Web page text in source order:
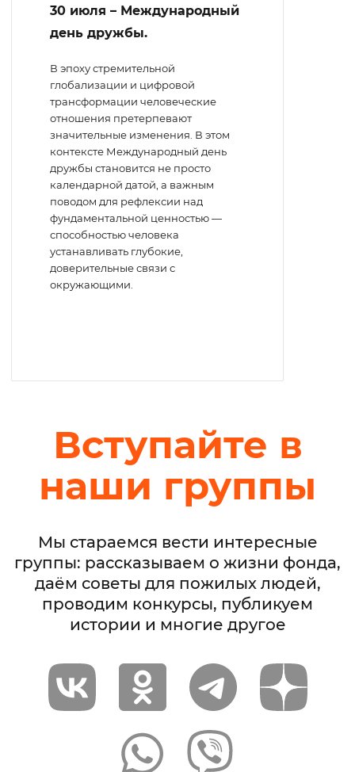
30 июля – Международный
день дружбы.
В эпоху стремительной
глобализации и цифровой
трансформации человеческие
отношения претерпевают
значительные изменения. В этом
контексте Международный день
дружбы становится не просто
календарной датой, а важным
поводом для рефлексии над
фундаментальной ценностью —
способностью человека
устанавливать глубокие,
доверительные связи с
окружающими.
Вступайте в
наши группы
Мы стараемся вести интересные
группы: рассказываем о жизни фонда,
даём советы для пожилых людей,
проводим конкурсы, публикуем
истории и многие другое